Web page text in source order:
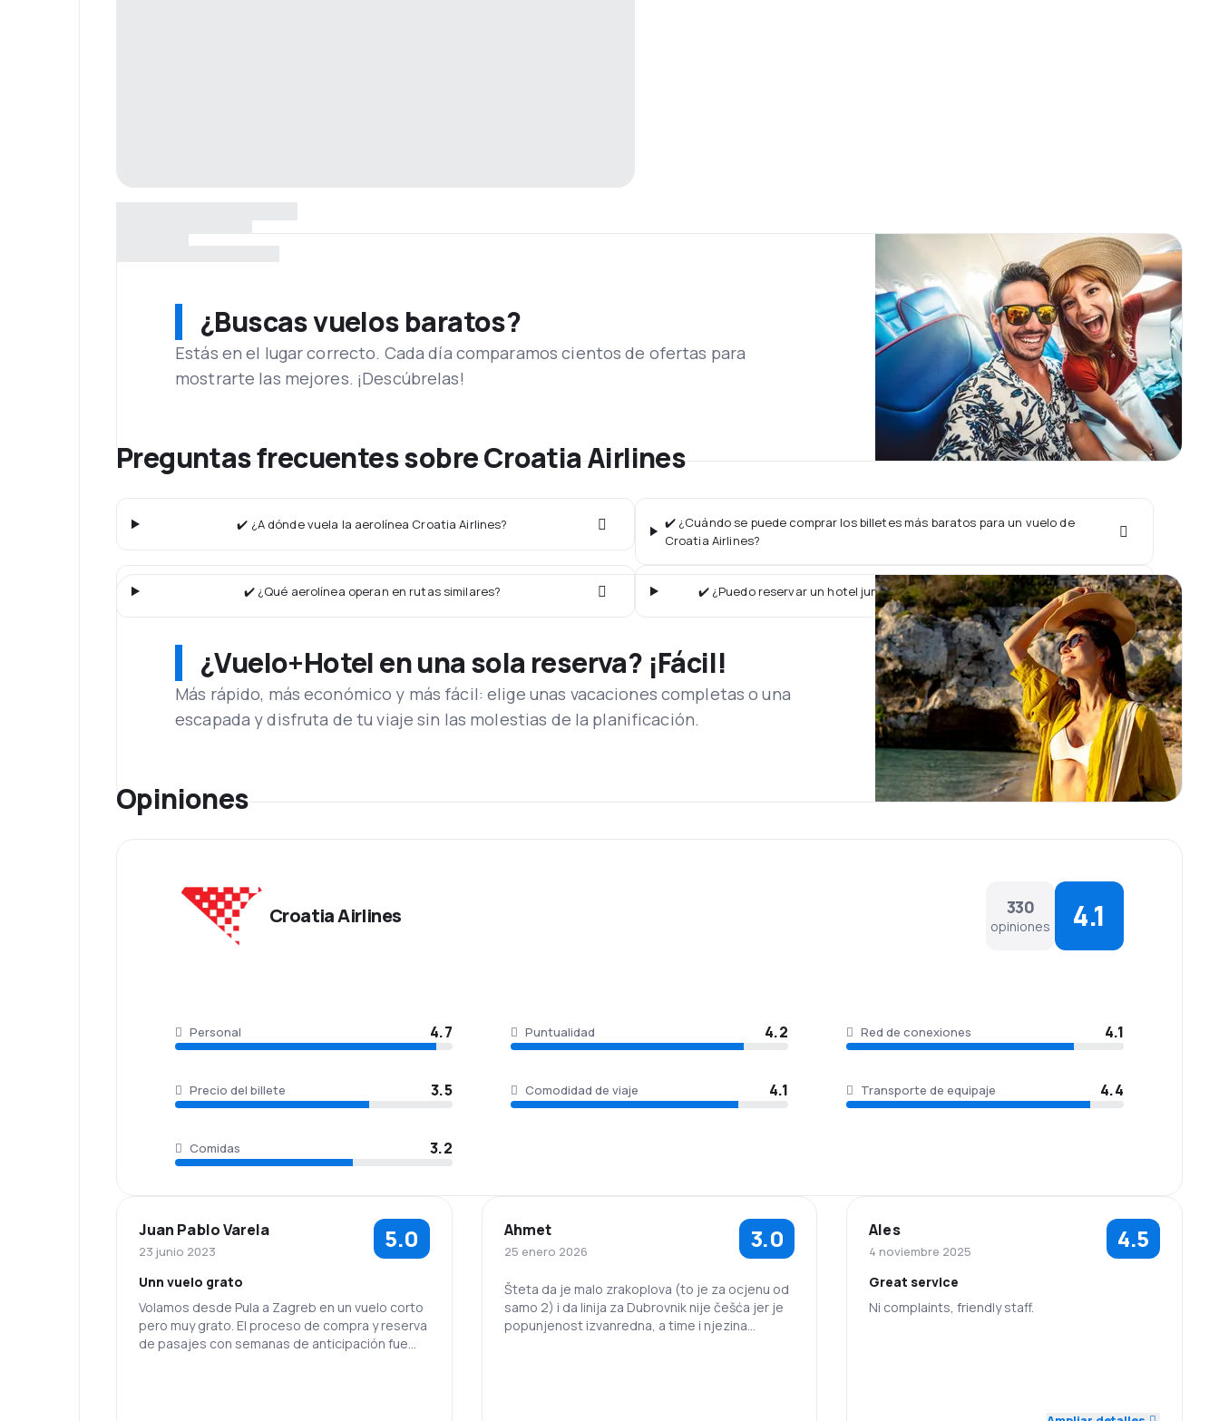
¿Buscas vuelos baratos?
Estás en el lugar correcto. Cada día comparamos cientos de ofertas para
mostrarte las mejores. ¡Descúbrelas!
Preguntas frecuentes sobre Croatia Airlines
✔️ ¿A dónde vuela la aerolínea Croatia Airlines?
✔️ ¿Cuándo se puede comprar los billetes más baratos para un vuelo de
Croatia Airlines?
✔️ ¿Qué aerolínea operan en rutas similares? ✔️ ¿Puedo reservar un hotel junto con un vuelo de Croatia Airlines?
¿Vuelo+Hotel en una sola reserva? ¡Fácil!
Más rápido, más económico y más fácil: elige unas vacaciones completas o una
escapada y disfruta de tu viaje sin las molestias de la planificación.
Opiniones
Croatia Airlines 330
opiniones 4.1
Personal 4.7 Puntualidad 4.2 Red de conexiones 4.1
Precio del billete 3.5 Comodidad de viaje 4.1 Transporte de equipaje 4.4
Comidas 3.2
Juan Pablo Varela
23 junio 2023 5.0
Unn vuelo grato
Volamos desde Pula a Zagreb en un vuelo corto
pero muy grato. El proceso de compra y reserva
de pasajes con semanas de anticipación fue
Ahmet
25 enero 2026 3.0
Šteta da je malo zrakoplova (to je za ocjenu od
samo 2) i da linija za Dubrovnik nije češća jer je
popunjenost izvanredna, a time i njezina
Ales
4 noviembre 2025 4.5
Great service
Ni complaints, friendly staff.